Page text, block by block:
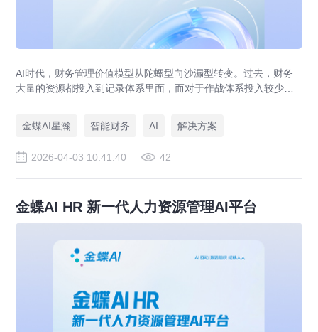
AI时代，财务管理价值模型从陀螺型向沙漏型转变。过去，财务
大量的资源都投入到记录体系里面，而对于作战体系投入较少。
战体系和支撑体系投入会越来越多。作战体系帮助企业“多打粮
食”，支撑体系帮助企业“深耕细作”，为企业创造远超过去的价
金蝶AI星瀚 智能财务 AI 解决方案
2026-04-03 10:41:40 42
金蝶AI HR 新一代人力资源管理AI平台